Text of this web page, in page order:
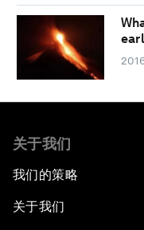
关于我们
我们的策略
关于我们